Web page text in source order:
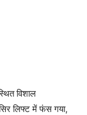
विशाल
लिफ्ट में फंस गया,